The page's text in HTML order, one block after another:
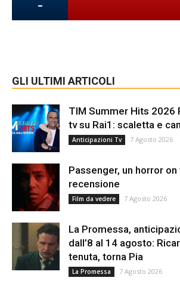
-
GLI ULTIMI ARTICOLI
TIM Summer Hits 2026
tv su Rai1: scaletta e
Anticipazioni Tv 7 Agosto 2026
Passenger, un horror
recensione
Film da vedere 7 Agosto 2026
La Promessa,
dall’8 al 14 agosto:
tenuta, torna Pia
La Promessa 7 Agosto 2026